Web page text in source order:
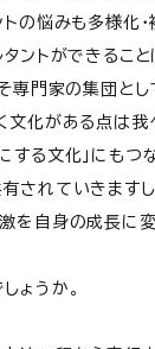
トの悩みも多様化
タントができるこ
専門家の集団とし
文化がある点は我
する文化」にもつ
されていきます
を自身の成長に変
ょうか。